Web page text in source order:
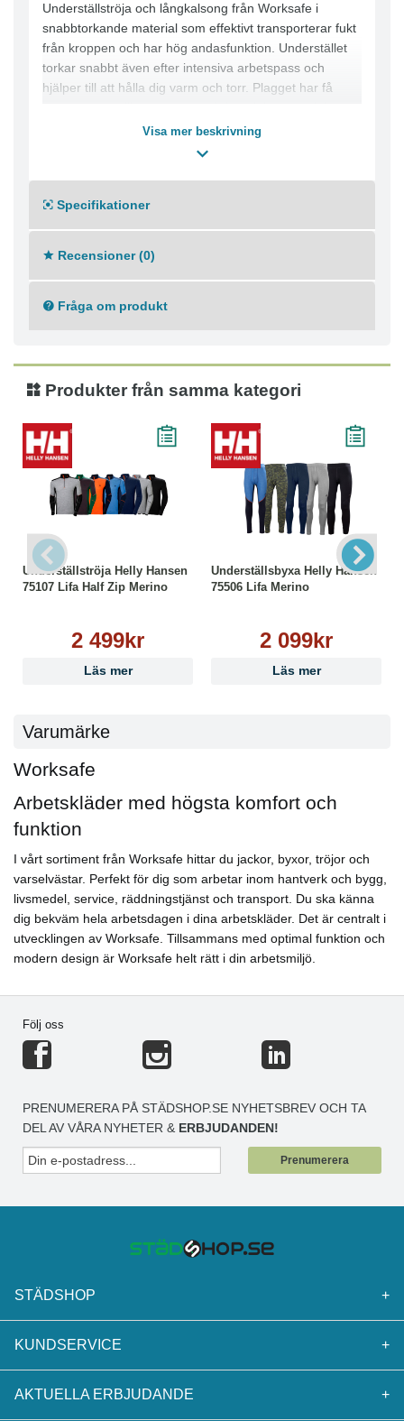
Underställströja och långkalsong från Worksafe i
snabbtorkande material som effektivt transporterar fukt
från kroppen och har hög andasfunktion. Understället
torkar snabbt även efter intensiva arbetspass och
hjälper till att hålla dig varm och torr. Plagget har få
en skön och behaglig komfort under hela arbetsdagen.
● Snabbtorkande med god fukttransport
● Hög andasfunktion
● OEKO-TEX®-certifierad
Materialkomposition:
● Polyester 100 %
● Strykning låg temperatur
● Ej torktumling
● Tål ej blekmedel
Visa mer beskrivning
Specifikationer
Recensioner (0)
Fråga om produkt
Produkter från samma kategori
Underställströja Helly Hansen
75107 Lifa Half Zip Merino
2 499kr
Läs mer
Underställsbyxa Helly Hansen
75506 Lifa Merino
2 099kr
Läs mer
Varumärke
Worksafe
Arbetskläder med högsta komfort och
funktion
I vårt sortiment från Worksafe hittar du jackor, byxor, tröjor och
varselvästar. Perfekt för dig som arbetar inom hantverk och bygg,
livsmedel, service, räddningstjänst och transport. Du ska känna
dig bekväm hela arbetsdagen i dina arbetskläder. Det är centralt i
utvecklingen av Worksafe. Tillsammans med optimal funktion och
modern design är Worksafe helt rätt i din arbetsmiljö.
Följ oss
PRENUMERERA PÅ STÄDSHOP.SE NYHETSBREV OCH TA
DEL AV VÅRA NYHETER & ERBJUDANDEN!
Prenumerera
STÄDSHOP +
KUNDSERVICE +
AKTUELLA ERBJUDANDE +